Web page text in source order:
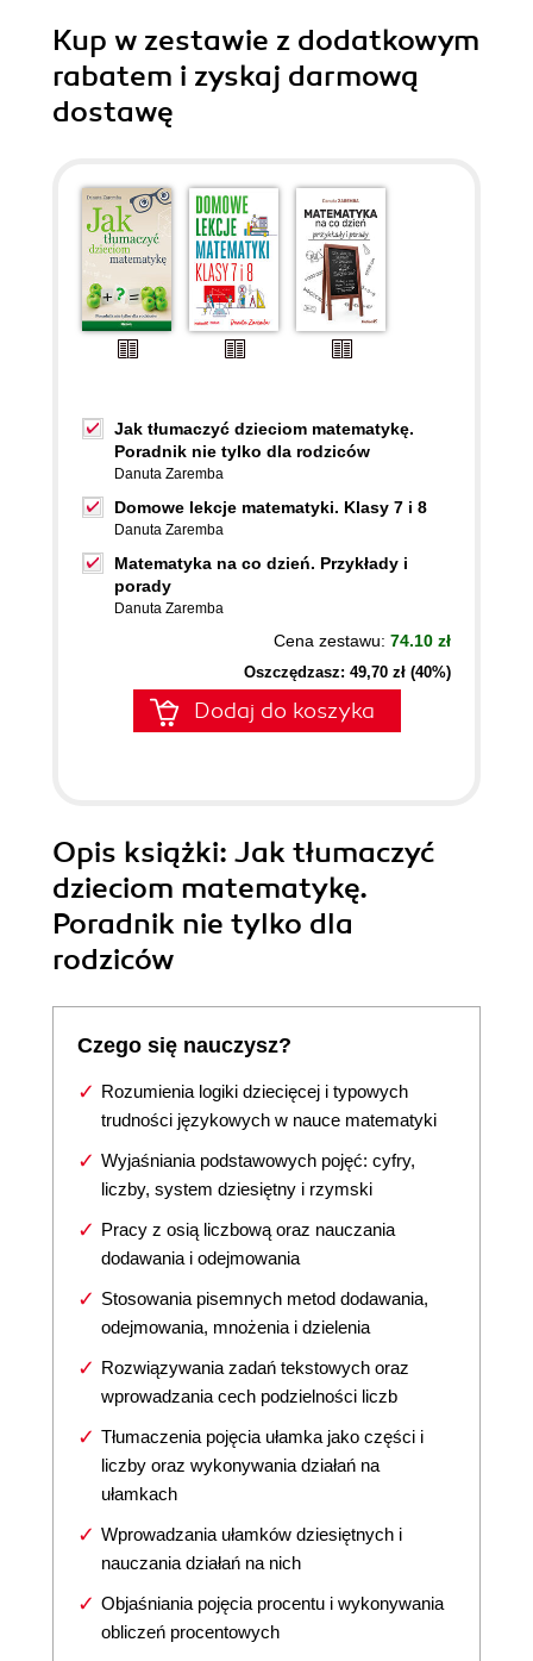
Kup w zestawie z dodatkowym
rabatem i zyskaj darmową
dostawę
Jak tłumaczyć dzieciom matematykę.
Poradnik nie tylko dla rodziców
Danuta Zaremba
Domowe lekcje matematyki. Klasy 7 i 8
Danuta Zaremba
Matematyka na co dzień. Przykłady i
porady
Danuta Zaremba
Cena zestawu: 74.10 zł
Oszczędzasz: 49,70 zł (40%)
Dodaj do koszyka
Opis książki: Jak tłumaczyć
dzieciom matematykę.
Poradnik nie tylko dla
rodziców
Czego się nauczysz?
Rozumienia logiki dziecięcej i typowych
trudności językowych w nauce matematyki
Wyjaśniania podstawowych pojęć: cyfry,
liczby, system dziesiętny i rzymski
Pracy z osią liczbową oraz nauczania
dodawania i odejmowania
Stosowania pisemnych metod dodawania,
odejmowania, mnożenia i dzielenia
Rozwiązywania zadań tekstowych oraz
wprowadzania cech podzielności liczb
Tłumaczenia pojęcia ułamka jako części i
liczby oraz wykonywania działań na
ułamkach
Wprowadzania ułamków dziesiętnych i
nauczania działań na nich
Objaśniania pojęcia procentu i wykonywania
obliczeń procentowych